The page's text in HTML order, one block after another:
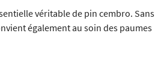
véritable de pin cembro. Sans
également au soin des paumes